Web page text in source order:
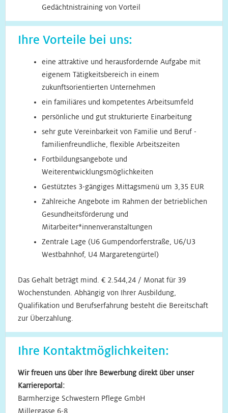
Gedächtnistraining von Vorteil
Ihre Vorteile bei uns:
eine attraktive und herausfordernde Aufgabe mit
eigenem Tätigkeitsbereich in einem
zukunftsorientierten Unternehmen
ein familiäres und kompetentes Arbeitsumfeld
persönliche und gut strukturierte Einarbeitung
sehr gute Vereinbarkeit von Familie und Beruf -
familienfreundliche, flexible Arbeitszeiten
Fortbildungsangebote und
Weiterentwicklungsmöglichkeiten
Gestütztes 3-gängiges Mittagsmenü um 3,35 EUR
Zahlreiche Angebote im Rahmen der betrieblichen
Gesundheitsförderung und
Mitarbeiter*innenveranstaltungen
Zentrale Lage (U6 Gumpendorferstraße, U6/U3
Westbahnhof, U4 Margaretengürtel)
Das Gehalt beträgt mind. € 2.544,24 / Monat für 39
Wochenstunden. Abhängig von Ihrer Ausbildung,
Qualifikation und Berufserfahrung besteht die Bereitschaft
zur Überzahlung.
Ihre Kontaktmöglichkeiten:
Wir freuen uns über Ihre Bewerbung direkt über unser
Karriereportal:
Barmherzige Schwestern Pflege GmbH
Millergasse 6-8